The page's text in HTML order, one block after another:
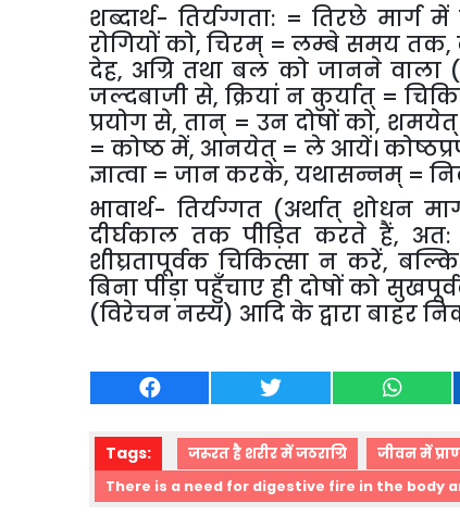
शब्दार्थ- तिर्यग्गता: = तिरछे मार्ग
रोगियों को,चिरम् = लम्बे समय तक,
देह, अग्रि तथा बल को जानने वाला
जल्दबाजी से, क्रियां न कुर्यात् =
प्रयोग से,तान् = उन दोषों को, शमयेत्
= कोष्ठ में, आनयेत् = ले आयें।
ज्ञात्वा = जान करके, यथासन्नम् =
भावार्थ- तिर्यग्गत (अर्थात् शोधन
दीर्घकाल तक पीड़ित करते हैं, अत:
शीघ्रतापूर्वक चिकित्सा न करें,
बिना पीड़ा पहुँचाए ही दोषों को
(विरेचन नस्य) आदि के द्वारा बाहर
Tags: जरूरत है शरीर में जठराग्रि
जीवन में
There is a need for digestive fire in the body